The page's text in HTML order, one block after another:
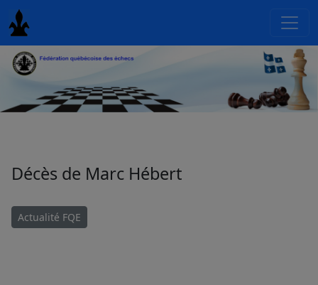
Décès de Marc Hébert
Actualité FQE